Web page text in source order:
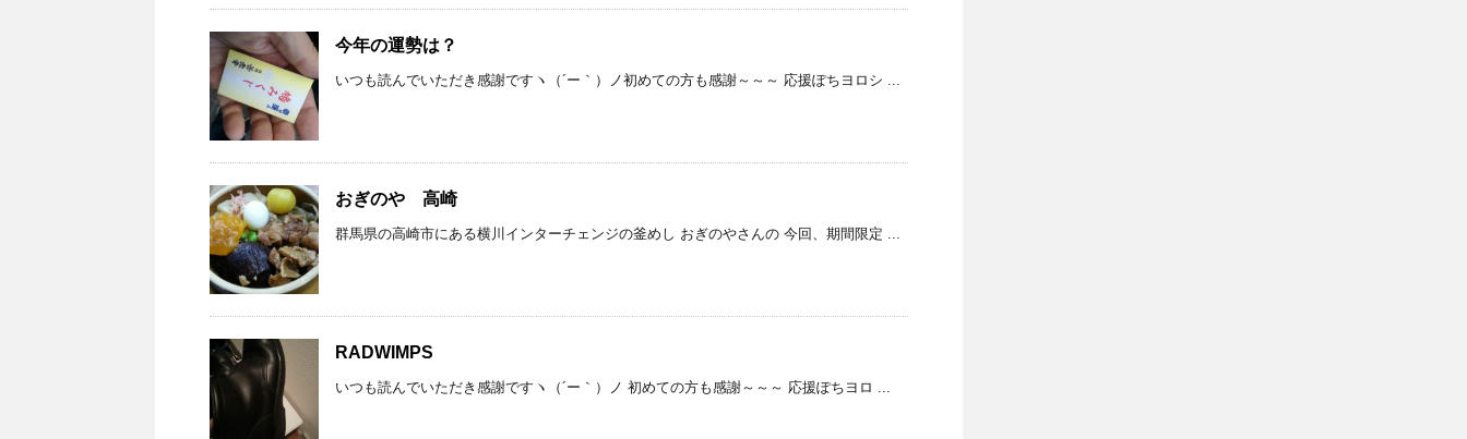
今年の運勢は？
いつも読んでいただき感謝ですヽ（´ー｀）ノ初めての方も感謝～～～ 応援ぽちヨロシ ...
おぎのや 高崎
群馬県の高崎市にある横川インターチェンジの釜めし おぎのやさんの 今回、期間限定 ...
RADWIMPS
いつも読んでいただき感謝ですヽ（´ー｀）ノ 初めての方も感謝～～～ 応援ぽちヨロ ...